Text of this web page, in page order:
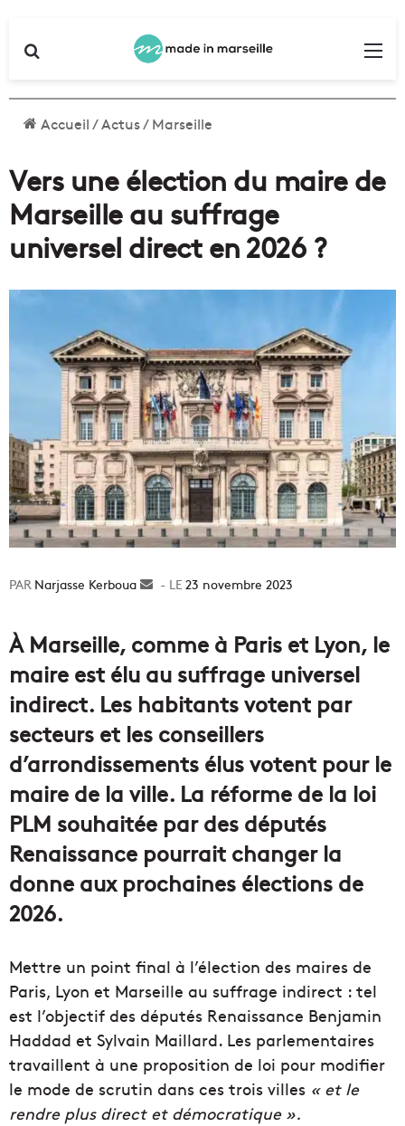
Accueil/Actus/Marseille
Vers une élection du maire de
Marseille au suffrage
universel direct en 2026 ?
Narjasse Kerboua
Envoyer23 novembre 2023
À Marseille, comme à Paris et Lyon, le
maire est élu au suffrage universel
indirect. Les habitants votent par
secteurs et les conseillers
d’arrondissements élus votent pour le
maire de la ville. La réforme de la loi
PLM souhaitée par des députés
Renaissance pourrait changer la
donne aux prochaines élections de
2026.
Mettre un point final à l’élection des maires de
Paris, Lyon et Marseille au suffrage indirect : tel
est l’objectif des députés Renaissance Benjamin
Haddad et Sylvain Maillard. Les parlementaires
travaillent à une proposition de loi pour modifier
le mode de scrutin dans ces trois villes « et le
rendre plus direct et démocratique ».